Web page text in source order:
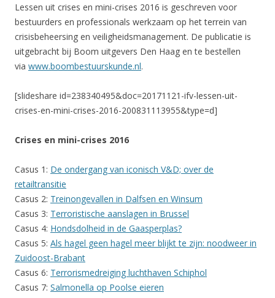
Lessen uit crises en mini-crises 2016 is geschreven voor
bestuurders en professionals werkzaam op het terrein van
crisisbeheersing en veiligheidsmanagement. De publicatie is
uitgebracht bij Boom uitgevers Den Haag en te bestellen
via www.boombestuurskunde.nl.​
[slideshare id=238340495&doc=20171121-ifv-lessen-uit-
crises-en-mini-crises-2016-200831113955&type=d]
Crises en mini-crises 2016
Casus 1: De ondergang van iconisch V&D; over de
retailtransitie
Casus 2: Treinongevallen in Dalfsen en Winsum
Casus 3: Terroristische aanslagen in Brussel
Casus 4: Hondsdolheid in de Gaasperplas?
Casus 5: Als hagel geen hagel meer blijkt te zijn: noodweer in
Zuidoost-Brabant
Casus 6: Terrorismedreiging luchthaven Schiphol
Casus 7: Salmonella op Poolse eieren